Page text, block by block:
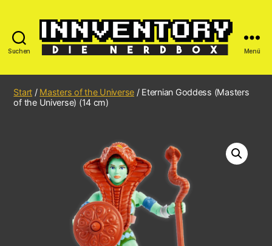
Suchen Menü
Start / Masters of the Universe / Eternian Goddess (Masters
of the Universe) (14 cm)